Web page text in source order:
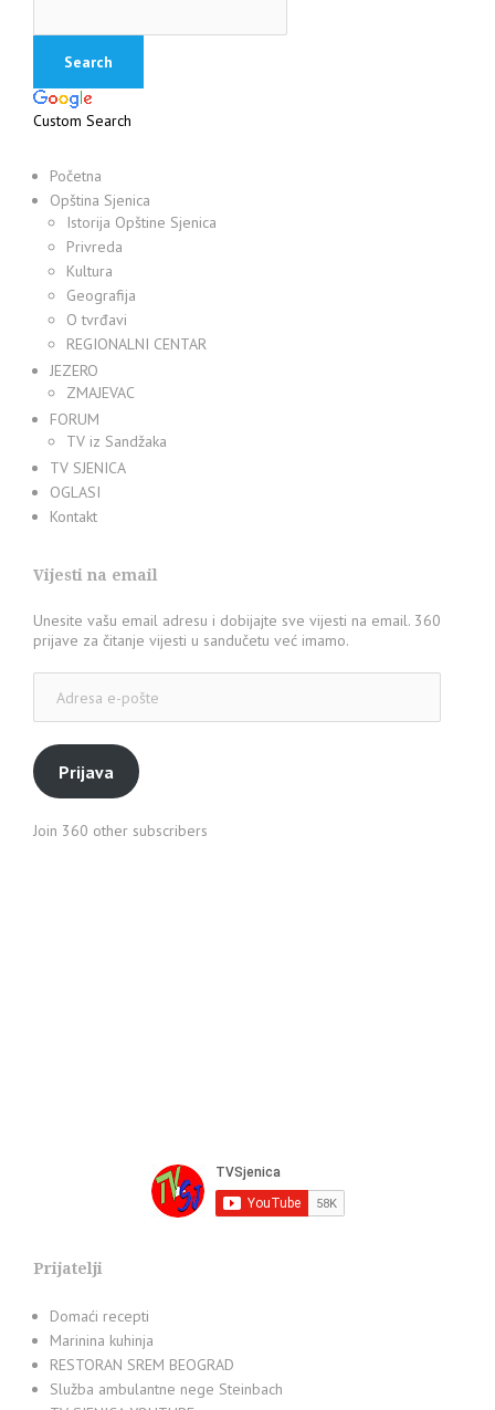
Custom Search
Početna
Opština Sjenica
Istorija Opštine Sjenica
Privreda
Kultura
Geografija
O tvrđavi
REGIONALNI CENTAR
JEZERO
ZMAJEVAC
FORUM
TV iz Sandžaka
TV SJENICA
OGLASI
Kontakt
Vijesti na email
Unesite vašu email adresu i dobijajte sve vijesti na email. 360
prijave za čitanje vijesti u sandučetu već imamo.
pošte
Prijava
Join 360 other subscribers
Prijatelji
Domaći recepti
Marinina kuhinja
RESTORAN SREM BEOGRAD
Služba ambulantne nege Steinbach